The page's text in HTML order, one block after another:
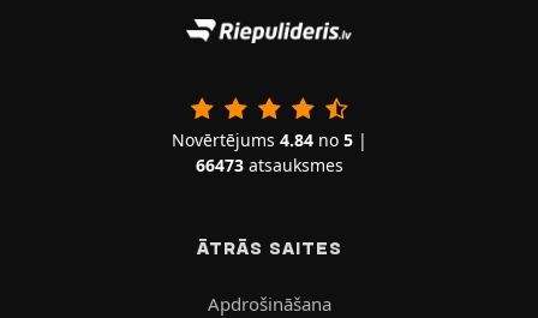
Novērtējums 4.84no 5|
66473atsauksmes
ĀTRĀS SAITES
Apdrošināšana